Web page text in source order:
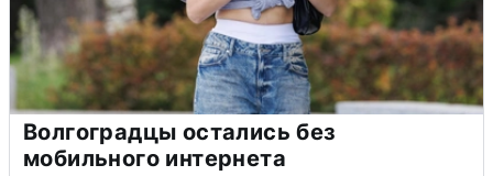
Волгоградцы остались без
мобильного интернета